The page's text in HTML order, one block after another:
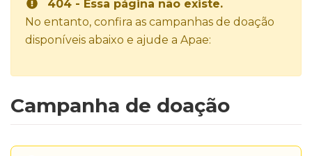
404 - Essa página não existe.
No entanto, confira as campanhas de doação
disponíveis abaixo e ajude a Apae:
Campanha de doação